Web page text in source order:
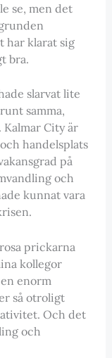
se, men det
har klarat sig
bra.
slarvat lite
samma,
City är
handelsplats
på
och
kunnat vara
prickarna
kollegor
enorm
så otroligt
Och det
och